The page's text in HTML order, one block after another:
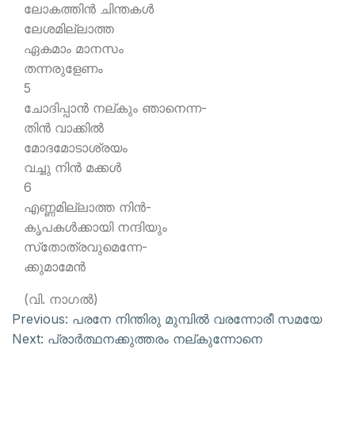
ലോകത്തിന്‍ ചിന്തകള്‍
ലേശമില്ലാത്ത
ഏകമാം മാനസം
തന്നരുളേണം
5
ചോദിപ്പാന്‍ നല്കും ഞാനെന്ന-
തിന്‍ വാക്കില്‍
മോദമോടാശ്രയം
വച്ചു നിന്‍ മക്കള്‍
6
എണ്ണമില്ലാത്ത നിന്‍-
കൃപകള്‍ക്കായി നന്ദിയും
സ്‌തോത്രവുമെന്നേ-
ക്കുമാമേന്‍
(വി. നാഗല്‍)
Previous: പരനേ നിന്തിരു മുമ്പില്‍ വരന്നോരീ സമയേ
Next: പ്രാര്‍ത്ഥനക്കുത്തരം നല്കുന്നോനെ